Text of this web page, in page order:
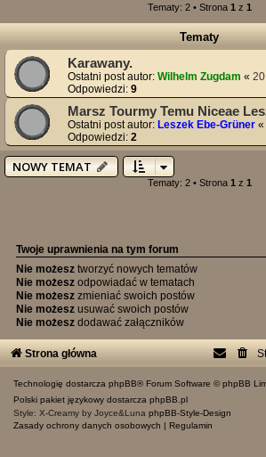
Tematy: 2 • Strona 1 z 1
Tematy
Karawany.
Ostatni post autor: Wilhelm Zugdam «
Odpowiedzi: 9
Marsz Tourmy Temu Niceae
Ostatni post autor: Leszek Ebe-Grüner «
Odpowiedzi: 2
NOWY TEMAT
Tematy: 2 • Strona 1 z 1
Twoje uprawnienia na tym forum
Nie możesz tworzyć nowych tematów
Nie możesz odpowiadać w tematach
Nie możesz zmieniać swoich postów
Nie możesz usuwać swoich postów
Nie możesz dodawać załączników
Strona główna
Technologię dostarcza phpBB® Forum Software © phpBB
Polski pakiet językowy dostarcza phpBB.pl
Style: X-Creamy by Joyce&Luna phpBB-Style-Design
Zasady ochrony danych osobowych | Regulamin